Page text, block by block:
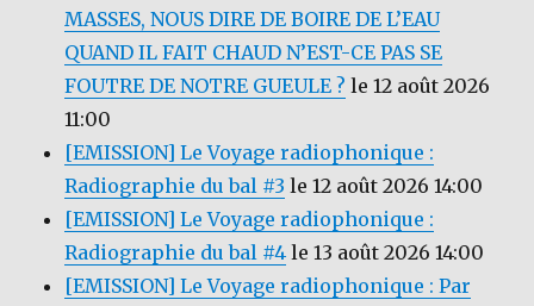
MASSES, NOUS DIRE DE BOIRE DE L’EAU
QUAND IL FAIT CHAUD N’EST-CE PAS SE
FOUTRE DE NOTRE GUEULE ? le 12 août 2026
11:00
[EMISSION] Le Voyage radiophonique :
Radiographie du bal #3 le 12 août 2026 14:00
[EMISSION] Le Voyage radiophonique :
Radiographie du bal #4 le 13 août 2026 14:00
[EMISSION] Le Voyage radiophonique : Par